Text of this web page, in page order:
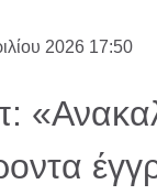
2026 17:50